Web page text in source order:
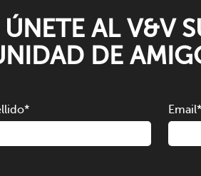
ÚNETE AL V&V
DE
* Email*